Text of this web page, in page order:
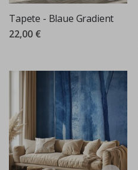
Tapete - Blaue Gradient
22,00 €